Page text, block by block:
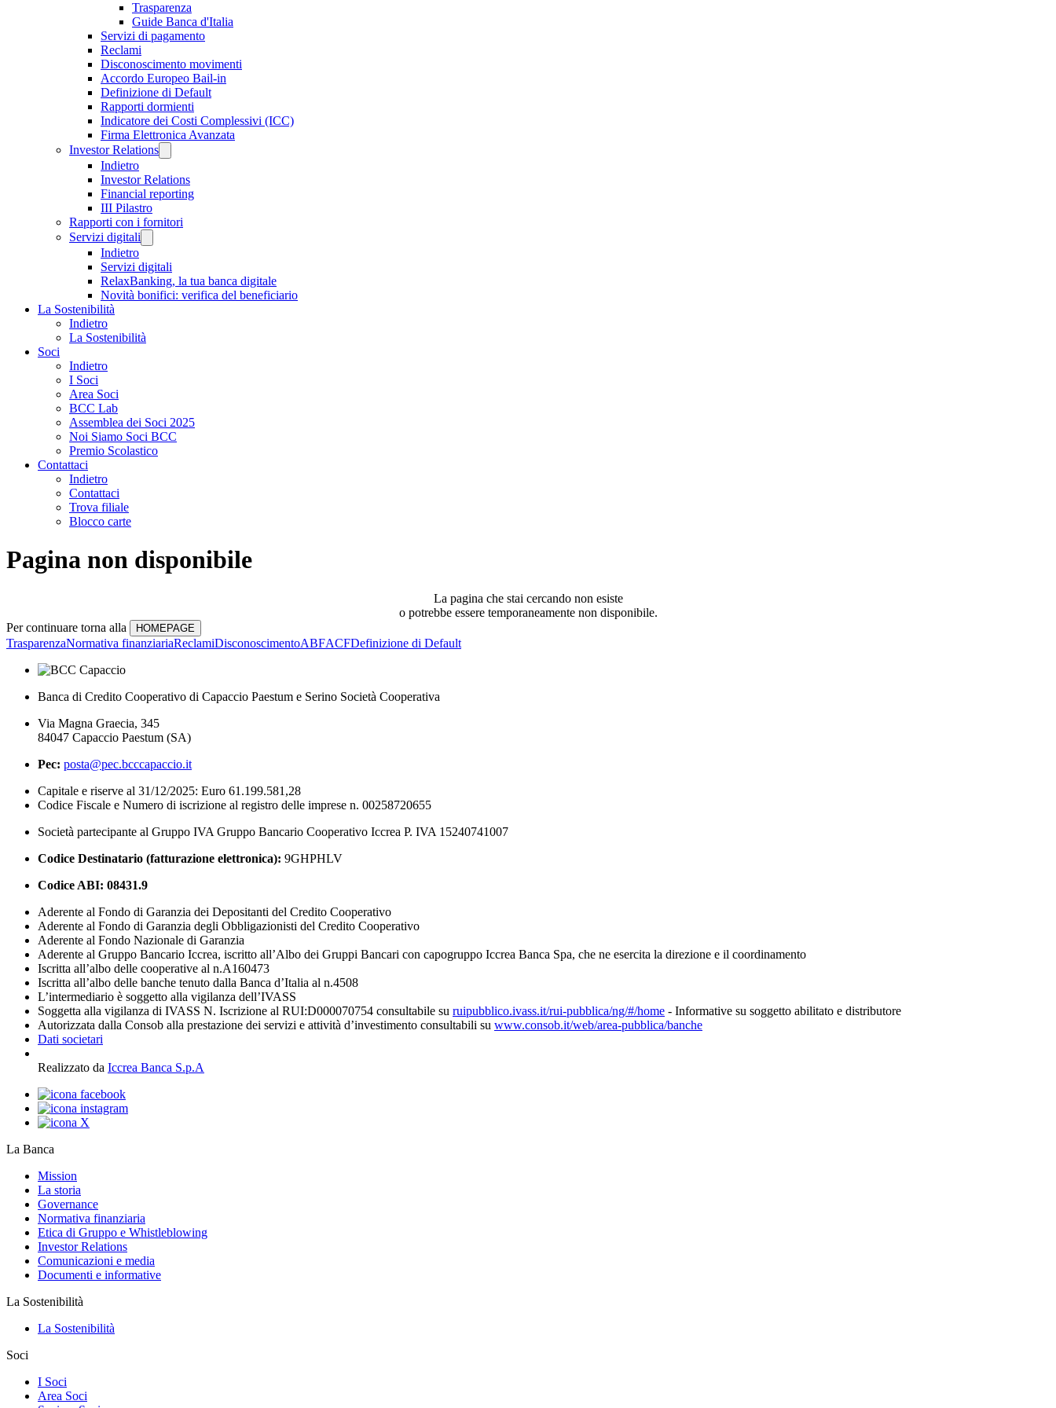
Trasparenza
Guide Banca d'Italia
Servizi di pagamento
Reclami
Disconoscimento movimenti
Accordo Europeo Bail-in
Definizione di Default
Rapporti dormienti
Indicatore dei Costi Complessivi (ICC)
Firma Elettronica Avanzata
Investor Relations
Indietro
Investor Relations
Financial reporting
III Pilastro
Rapporti con i fornitori
Servizi digitali
Indietro
Servizi digitali
RelaxBanking, la tua banca digitale
Novità bonifici: verifica del beneficiario
La Sostenibilità
Indietro
La Sostenibilità
Soci
Indietro
I Soci
Area Soci
BCC Lab
Assemblea dei Soci 2025
Noi Siamo Soci BCC
Premio Scolastico
Contattaci
Indietro
Contattaci
Trova filiale
Blocco carte
Pagina non disponibile
La pagina che stai cercando non esiste
o potrebbe essere temporaneamente non disponibile.
Per continuare torna alla
TrasparenzaNormativa finanziariaReclamiDisconoscimentoABFACFDefinizione di Default
Banca di Credito Cooperativo di Capaccio Paestum e Serino Società Cooperativa
Via Magna Graecia, 345
84047 Capaccio Paestum (SA)
Pec: posta@pec.bcccapaccio.it
Capitale e riserve al 31/12/2025: Euro 61.199.581,28
Codice Fiscale e Numero di iscrizione al registro delle imprese n. 00258720655
Società partecipante al Gruppo IVA Gruppo Bancario Cooperativo Iccrea P. IVA 15240741007
Codice Destinatario (fatturazione elettronica): 9GHPHLV
Codice ABI: 08431.9
Aderente al Fondo di Garanzia dei Depositanti del Credito Cooperativo
Aderente al Fondo di Garanzia degli Obbligazionisti del Credito Cooperativo
Aderente al Fondo Nazionale di Garanzia
Aderente al Gruppo Bancario Iccrea, iscritto all’Albo dei Gruppi Bancari con capogruppo Iccrea Banca Spa, che ne esercita la direzione e il coordinamento
Iscritta all’albo delle cooperative al n.A160473
Iscritta all’albo delle banche tenuto dalla Banca d’Italia al n.4508
L’intermediario è soggetto alla vigilanza dell’IVASS
Soggetta alla vigilanza di IVASS N. Iscrizione al RUI:D000070754 consultabile su ruipubblico.ivass.it/rui-pubblica/ng/#/home - Informative su soggetto abilitato e distributore
Autorizzata dalla Consob alla prestazione dei servizi e attività d’investimento consultabili su www.consob.it/web/area-pubblica/banche
Dati societari
Realizzato da Iccrea Banca S.p.A
La Banca
Mission
La storia
Governance
Normativa finanziaria
Etica di Gruppo e Whistleblowing
Investor Relations
Comunicazioni e media
Documenti e informative
La Sostenibilità
La Sostenibilità
Soci
I Soci
Area Soci